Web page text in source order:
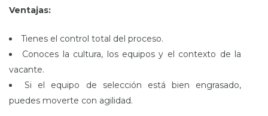
Ventajas:
Tienes el control total del proceso.
Conoces la cultura, los equipos y el contexto de la
vacante.
Si el equipo de selección está bien engrasado,
puedes moverte con agilidad.